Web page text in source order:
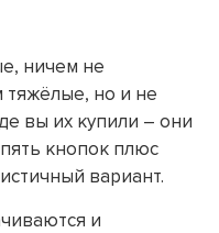
ничем не
но и не
вы их купили – они
кнопок плюс
вариант.
и